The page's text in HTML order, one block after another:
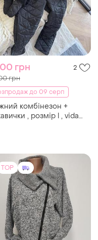
грн 2
грн
до 09 серп
комбінезон +
, розмір l , vida
TOP